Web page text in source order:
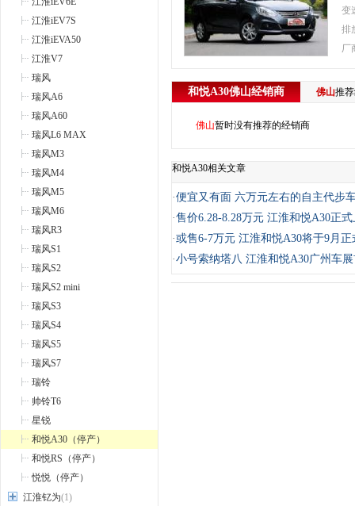
江淮iEV7S
江淮iEVA50
江淮V7
瑞风
瑞风A6
瑞风A60
瑞风L6 MAX
瑞风M3
瑞风M4
瑞风M5
瑞风M6
瑞风R3
瑞风S1
瑞风S2
瑞风S2 mini
瑞风S3
瑞风S4
瑞风S5
瑞风S7
瑞铃
帅铃T6
星锐
和悦A30（停产）
和悦RS（停产）
悦悦（停产）
江淮钇为(1)
变
排
厂
和悦A30佛山经销商 佛山推
佛山暂时没有推荐的经销商
和悦A30相关文章
·便宜又有面 六万元左右的自主代步
·售价6.28-8.28万元 江淮和悦A30正
·或售6-7万元 江淮和悦A30将于9月正
·小号索纳塔八 江淮和悦A30广州车